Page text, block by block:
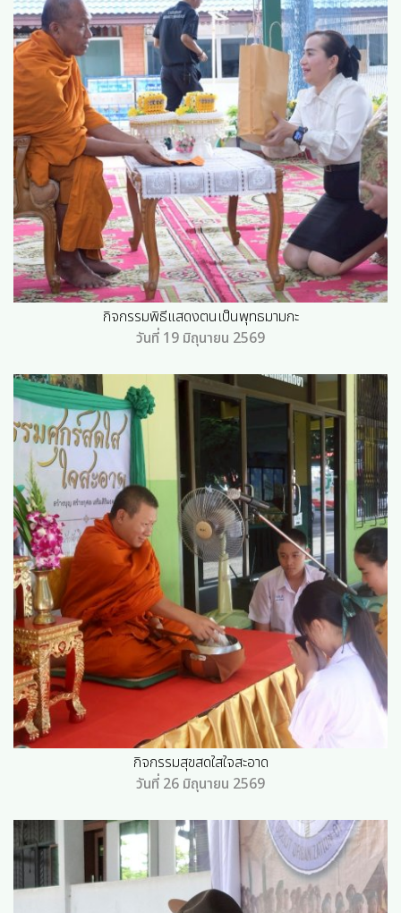
กิจกรรมพิธีแสดงตนเป็นพุทธมามกะ
วันที่ 19 มิถุนายน 2569
กิจกรรมสุขสดใสใจสะอาด
วันที่ 26 มิถุนายน 2569